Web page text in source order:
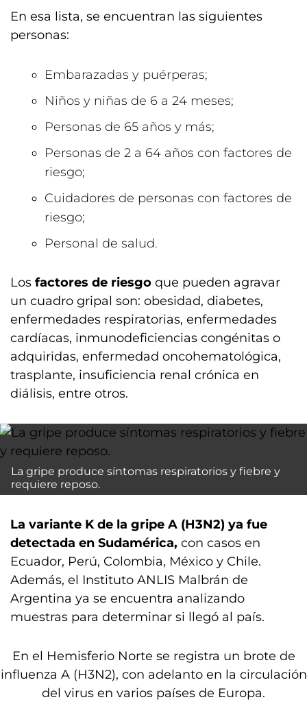
En esa lista, se encuentran las siguientes
personas:
Embarazadas y puérperas;
Niños y niñas de 6 a 24 meses;
Personas de 65 años y más;
Personas de 2 a 64 años con factores de
riesgo;
Cuidadores de personas con factores de
riesgo;
Personal de salud.
Los factores de riesgo que pueden agravar
un cuadro gripal son: obesidad, diabetes,
enfermedades respiratorias, enfermedades
cardíacas, inmunodeficiencias congénitas o
adquiridas, enfermedad oncohematológica,
trasplante, insuficiencia renal crónica en
diálisis, entre otros.
La gripe produce síntomas respiratorios y fiebre y
requiere reposo.
La variante K de la gripe A (H3N2) ya fue
detectada en Sudamérica, con casos en
Ecuador, Perú, Colombia, México y Chile.
Además, el Instituto ANLIS Malbrán de
Argentina ya se encuentra analizando
muestras para determinar si llegó al país.
En el Hemisferio Norte se registra un brote de
influenza A (H3N2), con adelanto en la circulación
del virus en varios países de Europa.